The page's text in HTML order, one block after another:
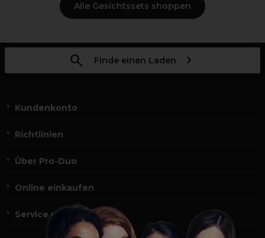
Alle Gesichtssets shoppen
Finde einen Laden
Kundenkonto
Richtlinien
Über Pro-Duo
Online einkaufen
Service und Kontakt